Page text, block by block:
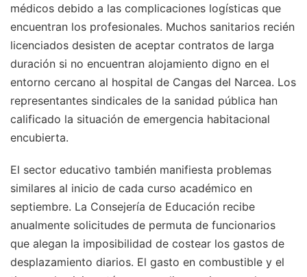
médicos debido a las complicaciones logísticas que
encuentran los profesionales. Muchos sanitarios recién
licenciados desisten de aceptar contratos de larga
duración si no encuentran alojamiento digno en el
entorno cercano al hospital de Cangas del Narcea. Los
representantes sindicales de la sanidad pública han
calificado la situación de emergencia habitacional
encubierta.
El sector educativo también manifiesta problemas
similares al inicio de cada curso académico en
septiembre. La Consejería de Educación recibe
anualmente solicitudes de permuta de funcionarios
que alegan la imposibilidad de costear los gastos de
desplazamiento diarios. El gasto en combustible y el